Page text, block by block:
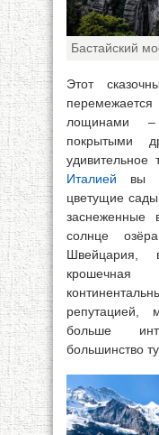
Бастайский
Этот
лощинами –
покрытыми
Италией вы
цветущие
солнце
Швейцария,
репутацией,
больше
большинство